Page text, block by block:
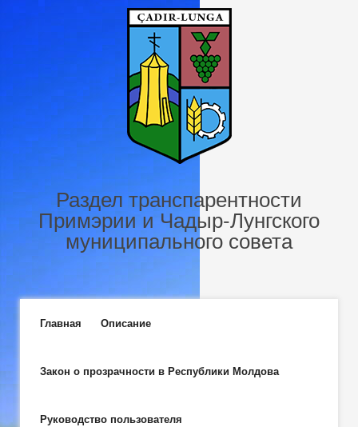
Перейти к основному содержанию
Раздел транспарентности
Примэрии и Чадыр-Лунгского
муниципального совета
Главное меню
Главная Описание
Закон о прозрачности в Республики Молдова
Руководство пользователя